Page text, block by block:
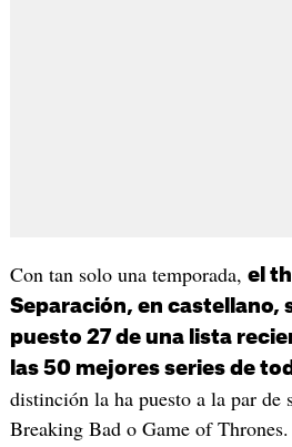
Con tan solo una temporada, el
Separación, en castellano,
puesto 27 de una lista
las 50 mejores series de
distinción la ha puesto a la par de
Breaking Bad o Game of Thrones.